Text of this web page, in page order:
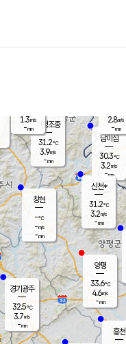
남이섬
30.3℃
3.2m/s
-mm
경기광주
32.5℃
3.7m/s
-mm
2.8m/s
-mm
가평조종
31.2℃
3.9m/s
-mm
신천*
31.2℃
3.2m/s
-mm
창현
-℃
-m/s
-mm
1.3m/s
-mm
흥천
양평
33.6℃
4.6m/s
-mm